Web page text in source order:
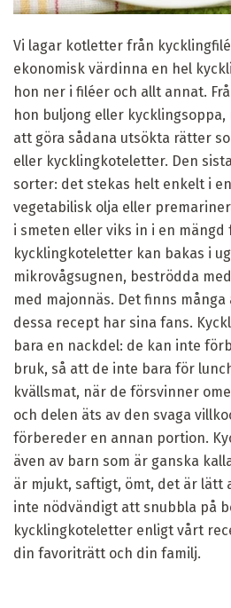
Vi lagar kotletter från
ekonomisk värdinna en hel
hon ner i filéer och allt annat.
hon buljong eller
att göra sådana utsökta rätter
eller kycklingkoteletter. Den
sorter: det stekas helt enkelt i
vegetabilisk olja eller
i smeten eller viks in i en mängd
kycklingkoteletter kan bakas i
mikrovågsugnen, beströdda
med majonnäs. Det finns
dessa recept har sina fans.
bara en nackdel: de kan inte
bruk, så att de inte bara för
kvällsmat, när de försvinner
och delen äts av den svaga
förbereder en annan portion.
även av barn som är ganska
är mjukt, saftigt, ömt, det är lätt
inte nödvändigt att snubbla på
kycklingkoteletter enligt vårt
din favoriträtt och din familj.